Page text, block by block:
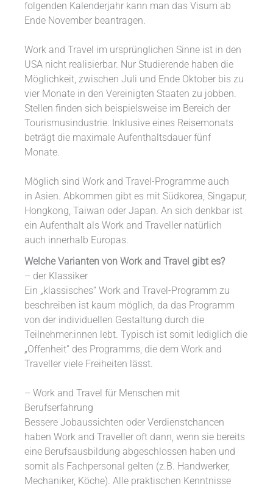
folgenden Kalenderjahr kann man das Visum ab
Ende November beantragen.
Work and Travel im ursprünglichen Sinne ist in den
USA nicht realisierbar. Nur Studierende haben die
Möglichkeit, zwischen Juli und Ende Oktober bis zu
vier Monate in den Vereinigten Staaten zu jobben.
Stellen finden sich beispielsweise im Bereich der
Tourismusindustrie. Inklusive eines Reisemonats
beträgt die maximale Aufenthaltsdauer fünf
Monate.
Möglich sind Work and Travel-Programme auch
in Asien. Abkommen gibt es mit Südkorea, Singapur,
Hongkong, Taiwan oder Japan. An sich denkbar ist
ein Aufenthalt als Work and Traveller natürlich
auch innerhalb Europas.
Welche Varianten von Work and Travel gibt es?
– der Klassiker
Ein „klassisches“ Work and Travel-Programm zu
beschreiben ist kaum möglich, da das Programm
von der individuellen Gestaltung durch die
Teilnehmer:innen lebt. Typisch ist somit lediglich die
„Offenheit“ des Programms, die dem Work and
Traveller viele Freiheiten lässt.
– Work and Travel für Menschen mit
Berufserfahrung
Bessere Jobaussichten oder Verdienstchancen
haben Work and Traveller oft dann, wenn sie bereits
eine Berufsausbildung abgeschlossen haben und
somit als Fachpersonal gelten (z.B. Handwerker,
Mechaniker, Köche). Alle praktischen Kenntnisse